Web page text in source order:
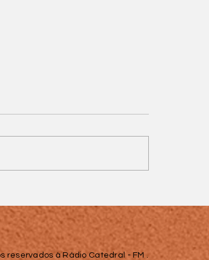
mês de
reservados à Rádio Catedral - FM .